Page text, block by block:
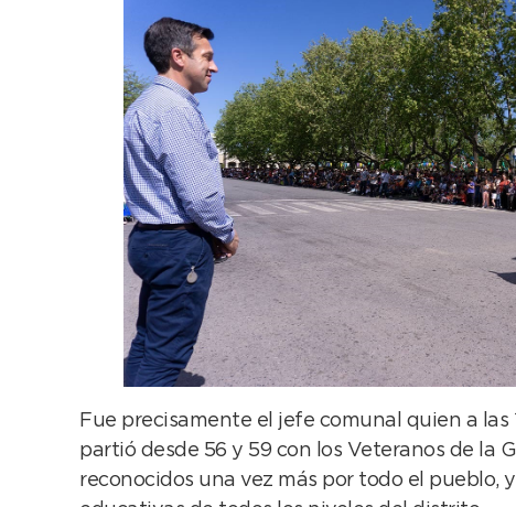
Fue precisamente el jefe comunal quien a
partió desde 56 y 59 con los Veteranos de la
reconocidos una vez más por todo el